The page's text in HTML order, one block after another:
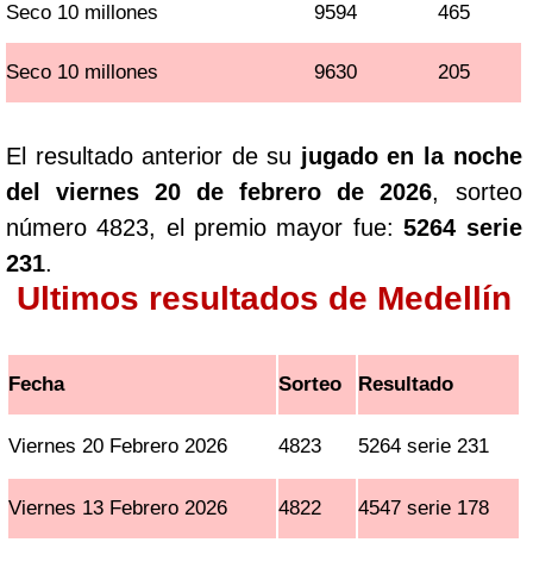
Seco 10 millones 9594 465
Seco 10 millones 9630 205
El resultado anterior de su jugado en la noche
del viernes 20 de febrero de 2026, sorteo
número 4823, el premio mayor fue:5264 serie
231.
Ultimos resultados de Medellín
Fecha Sorteo Resultado
Viernes 20 Febrero 2026 4823 5264 serie 231
Viernes 13 Febrero 2026 4822 4547 serie 178